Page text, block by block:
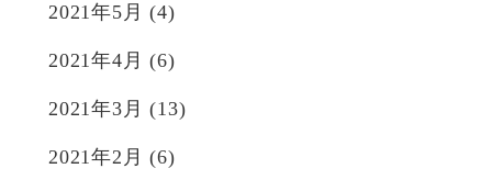
2021年5月 (4)
2021年4月 (6)
2021年3月 (13)
2021年2月 (6)